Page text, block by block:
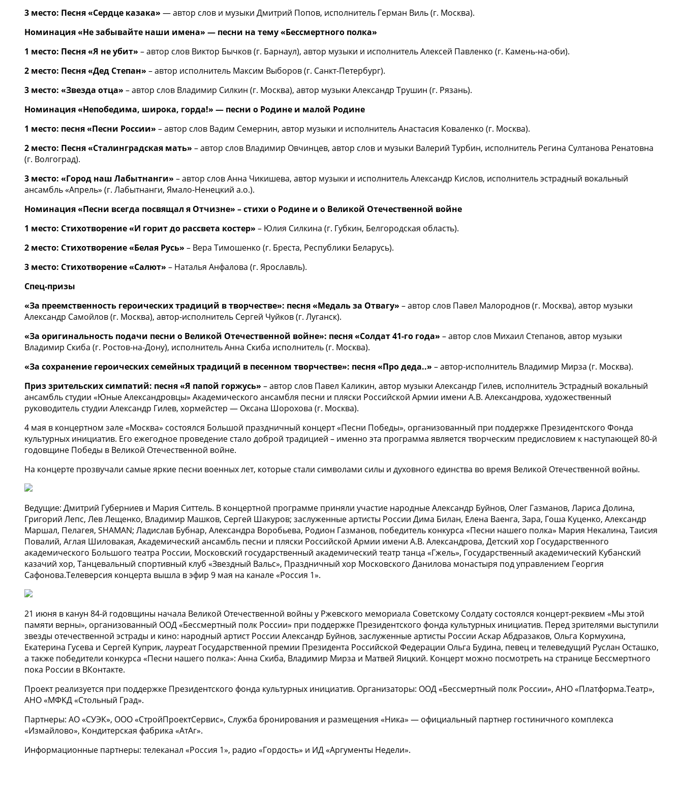
3 место: Песня «Сердце казака» — автор слов и музыки Дмитрий Попов, исполнитель Герман Виль (г. Москва).
Номинация «Не забывайте наши имена» — песни на тему «Бессмертного полка»
1 место: Песня «Я не убит» – автор слов Виктор Бычков (г. Барнаул), автор музыки и исполнитель Алексей Павленко (г. Камень-на-оби).
2 место: Песня «Дед Степан» – автор исполнитель Максим Выборов (г. Санкт-Петербург).
3 место: «Звезда отца» – автор слов Владимир Силкин (г. Москва), автор музыки Александр Трушин (г. Рязань).
Номинация «Непобедима, широка, горда!» — песни о Родине и малой Родине
1 место: песня «Песни России» – автор слов Вадим Семернин, автор музыки и исполнитель Анастасия Коваленко (г. Москва).
2 место: Песня «Сталинградская мать» – автор слов Владимир Овчинцев, автор слов и музыки Валерий Турбин, исполнитель Регина Султанова Ренатовна
(г. Волгоград).
3 место: «Город наш Лабытнанги» – автор слов Анна Чикишева, автор музыки и исполнитель Александр Кислов, исполнитель эстрадный вокальный
ансамбль «Апрель» (г. Лабытнанги, Ямало-Ненецкий а.о.).
Номинация «Песни всегда посвящал я Отчизне» – стихи о Родине и о Великой Отечественной войне
1 место: Стихотворение «И горит до рассвета костер» – Юлия Силкина (г. Губкин, Белгородская область).
2 место: Стихотворение «Белая Русь» – Вера Тимошенко (г. Бреста, Республики Беларусь).
3 место: Стихотворение «Салют» – Наталья Анфалова (г. Ярославль).
Спец-призы
«За преемственность героических традиций в творчестве»: песня «Медаль за Отвагу» – автор слов Павел Малороднов (г. Москва), автор музыки
Александр Самойлов (г. Москва), автор-исполнитель Сергей Чуйков (г. Луганск).
«За оригинальность подачи песни о Великой Отечественной войне»: песня «Солдат 41-го года» – автор слов Михаил Степанов, автор музыки
Владимир Скиба (г. Ростов-на-Дону), исполнительАнна Скиба исполнитель (г. Москва).
«За сохранение героических семейных традиций в песенном творчестве»: песня «Про деда..» – автор-исполнитель Владимир Мирза (г. Москва).
Приз зрительских симпатий: песня «Я папой горжусь» – автор слов Павел Каликин, автор музыки Александр Гилев, исполнитель Эстрадный вокальный
ансамбль студии «Юные Александровцы» Академического ансамбля песни и пляски Российской Армии имени А.В. Александрова, художественный
руководитель студии Александр Гилев, хормейстер — Оксана Шорохова (г. Москва).
4 мая в концертном зале «Москва» состоялся Большой праздничный концерт «Песни Победы», организованный при поддержке Президентского Фонда
культурных инициатив. Его ежегодное проведение стало доброй традицией – именно эта программа является творческим предисловием к наступающей 80-й
годовщине Победы в Великой Отечественной войне.
На концерте прозвучали самые яркие песни военных лет, которые стали символами силы и духовного единства во время Великой Отечественной войны.
Ведущие: Дмитрий Губерниев и Мария Ситтель. В концертной программе приняли участие народные Александр Буйнов, Олег Газманов, Лариса Долина,
Григорий Лепс, Лев Лещенко, Владимир Машков, Сергей Шакуров; заслуженные артисты России Дима Билан, Елена Ваенга, Зара, Гоша Куценко, Александр
Маршал, Пелагея, SHAMAN; Ладислав Бубнар, Александра Воробьева, Родион Газманов, победитель конкурса «Песни нашего полка» Мария Некалина, Таисия
Повалий, Аглая Шиловакая, Академический ансамбль песни и пляски Российской Армии имени А.В. Александрова, Детский хор Государственного
академического Большого театра России, Московский государственный академический театр танца «Гжель», Государственный академический Кубанский
казачий хор, Танцевальный спортивный клуб «Звездный Вальс», Праздничный хор Московского Данилова монастыря под управлением Георгия
Сафонова.Телеверсия концерта вышла в эфир 9 мая на канале «Россия 1».
21 июня в канун 84-й годовщины начала Великой Отечественной войны у Ржевского мемориала Советскому Солдату состоялся концерт-реквием «Мы этой
памяти верны», организованный ООД «Бессмертный полк России» при поддержке Президентского фонда культурных инициатив. Перед зрителями выступили
звезды отечественной эстрады и кино: народный артист России Александр Буйнов, заслуженные артисты России Аскар Абдразаков, Ольга Кормухина,
Екатерина Гусева и Сергей Куприк, лауреат Государственной премии Президента Российской Федерации Ольга Будина, певец и телеведущий Руслан Осташко,
а также победители конкурса «Песни нашего полка»: Анна Скиба, Владимир Мирза и Матвей Яицкий. Концерт можно посмотреть на странице Бессмертного
пока России в ВКонтакте.
Проект реализуется при поддержке Президентского фонда культурных инициатив. Организаторы: ООД «Бессмертный полк России», АНО «Платформа.Театр»,
АНО «МФКД «Стольный Град».
Партнеры: АО «СУЭК», ООО «СтройПроектСервис», Служба бронирования и размещения «Ника» — официальный партнер гостиничного комплекса
«Измайлово», Кондитерская фабрика «АтАг».
Информационные партнеры: телеканал «Россия 1», радио «Гордость» и ИД «Аргументы Недели».